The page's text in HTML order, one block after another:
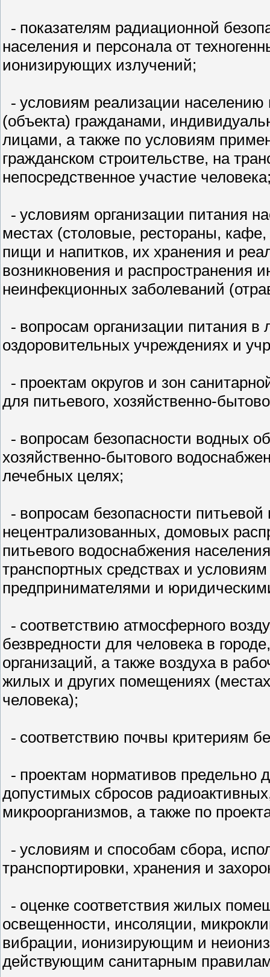
- показателям радиационной
населения и персонала от
ионизирующих излучений;
- условиям реализации населению
(объекта) гражданами,
лицами, а также по условиям
гражданском строительстве, на
непосредственное участие
- условиям организации питания
местах (столовые, рестораны,
пищи и напитков, их хранения и
возникновения и распространения
неинфекционных заболеваний
- вопросам организации питания
оздоровительных учреждениях и
- проектам округов и зон
для питьевого, хозяйственно-
- вопросам безопасности водных
хозяйственно-бытового
лечебных целях;
- вопросам безопасности
нецентрализованных, домовых
питьевого водоснабжения
транспортных средствах и
предпринимателями и
- соответствию атмосферного
безвредности для человека в
организаций, а также воздуха в
жилых и других помещениях
человека);
- соответствию почвы критериям
- проектам нормативов предельно
допустимых сбросов
микроорганизмов, а также по
- условиям и способам сбора,
транспортировки, хранения и
- оценке соответствия жилых
освещенности, инсоляции,
вибрации, ионизирующим и
действующим санитарным